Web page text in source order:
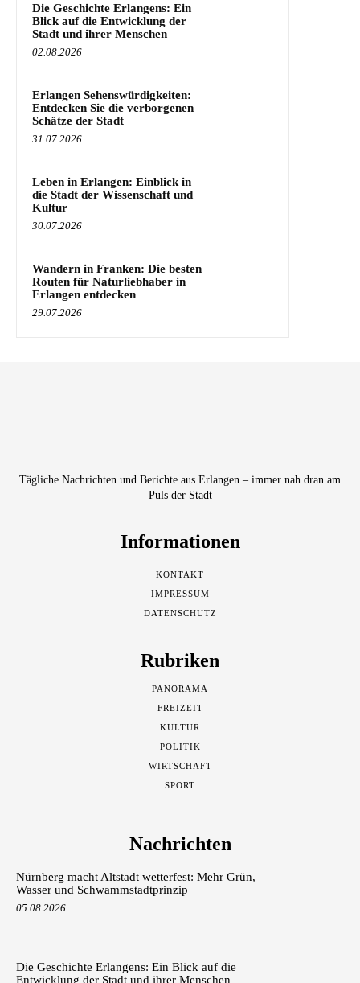
Die Geschichte Erlangens: Ein
Blick auf die Entwicklung der
Stadt und ihrer Menschen
02.08.2026
Erlangen Sehenswürdigkeiten:
Entdecken Sie die verborgenen
Schätze der Stadt
31.07.2026
Leben in Erlangen: Einblick in
die Stadt der Wissenschaft und
Kultur
30.07.2026
Wandern in Franken: Die besten
Routen für Naturliebhaber in
Erlangen entdecken
29.07.2026
Tägliche Nachrichten und Berichte aus Erlangen – immer nah dran am
Puls der Stadt
Informationen
KONTAKT
IMPRESSUM
DATENSCHUTZ
Rubriken
PANORAMA
FREIZEIT
KULTUR
POLITIK
WIRTSCHAFT
SPORT
Nachrichten
Nürnberg macht Altstadt wetterfest: Mehr Grün,
Wasser und Schwammstadtprinzip
05.08.2026
Die Geschichte Erlangens: Ein Blick auf die
Entwicklung der Stadt und ihrer Menschen